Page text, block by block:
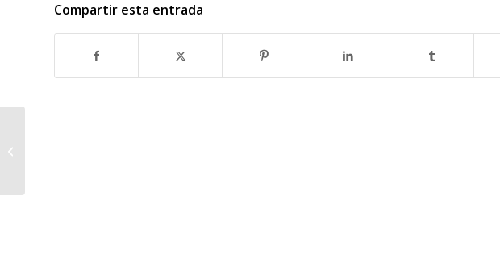
Compartir esta entrada